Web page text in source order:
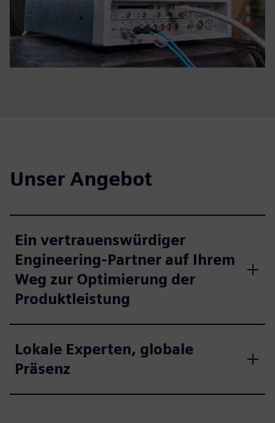
Unser Angebot
Ein vertrauenswürdiger
Engineering-Partner auf Ihrem
Weg zur Optimierung der
Produktleistung
Lokale Experten, globale
Präsenz